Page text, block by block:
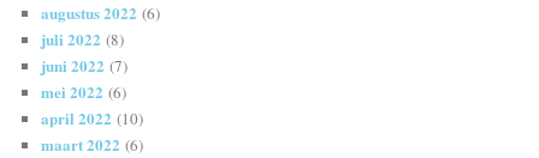
augustus 2022 (6)
juli 2022 (8)
juni 2022 (7)
mei 2022 (6)
april 2022 (10)
maart 2022 (6)